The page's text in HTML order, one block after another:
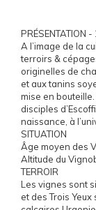
PRÉSENTATION
A l’image de la
terroirs &
originelles de
et aux tanins
mise en
disciples
naissance, à
SITUATION
Âge moyen des
Altitude du
TERROIR
Les vignes sont
et des Trois